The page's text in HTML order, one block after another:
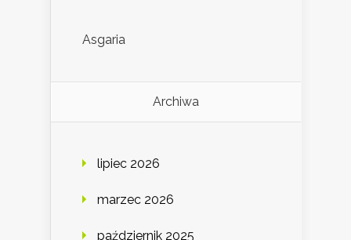
Asgaria
Archiwa
lipiec 2026
marzec 2026
październik 2025